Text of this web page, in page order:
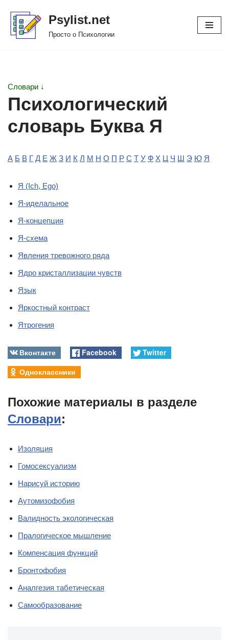
Перейти
Psylist.net
Просто о Психологии
Словари ↓
Психологический
словарь Буква Я
А Б В Г Д Е Ж З И К Л М Н О П Р С Т У Ф Х Ц Ч Ш Э Ю Я
Я (Ich, Ego)
Я-иделальное
Я-концепция
Я-схема
Явления тревожного ряда
Ядро кристаллизации чувств
Язык
Яркостный кoнтраст
Ятрогения
Вконтакте Facebook
Twitter
Одноклассники
Похожие материалы в разделе
Словари:
Изоляция
Гомосексуализм
Нарисуй историю
Аутомизофобия
Валидность экологическая
Пралогическое мышление
Компенсация функций
Бронтофобия
Аналгезия табетическая
Самообразование